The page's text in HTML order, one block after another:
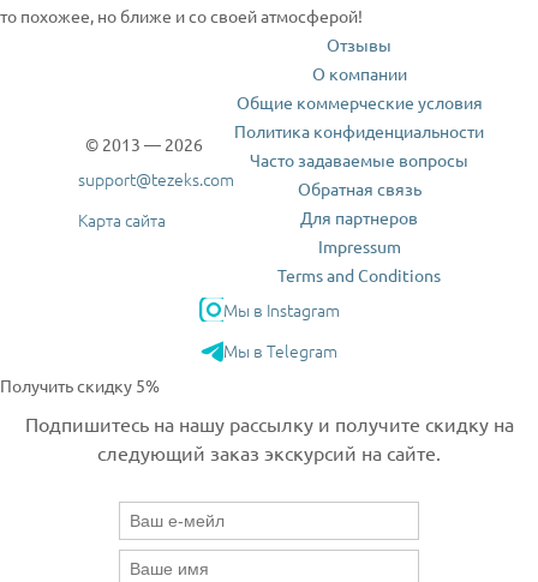
то похожее, но ближе и со своей атмосферой!
© 2013 — 2026
support@tezeks.com
Карта сайта
Отзывы
О компании
Общие коммерческие условия
Политика конфиденциальности
Часто задаваемые вопросы
Обратная связь
Для партнеров
Impressum
Terms and Conditions
Мы в Instagram
Мы в Telegram
Получить скидку 5%
Подпишитесь на нашу рассылку и получите скидку на
следующий заказ экскурсий на сайте.